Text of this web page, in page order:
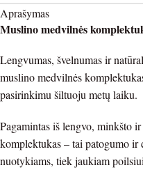
Aprašymas
Muslino medvilnės
Lengvumas, švelnumas ir
muslino medvilnės
pasirinkimu šiltuoju metų laiku.
Pagamintas iš lengvo, minkšto
komplektukas – tai patogumo ir
nuotykiams, tiek jaukiam